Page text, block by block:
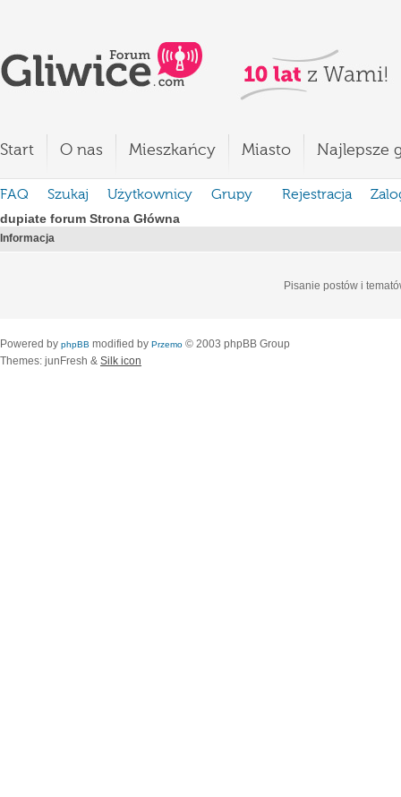
Start O nas Mieszkańcy Miasto Najlepsze
FAQ Szukaj Użytkownicy Grupy Rejestracja
dupiate forum Strona Główna
Informacja
Pisanie postów i
Powered by phpBB modified by Przemo © 2003 phpBB Group
Themes: junFresh & Silk icon